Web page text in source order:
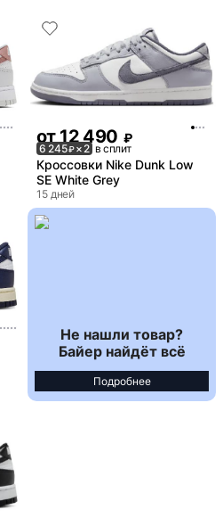
от 12 490 ₽
6 245₽× 2 в сплит
Кроссовки Nike Dunk Low
SE White Grey
15 дней
Не нашли товар?
Байер найдёт всё
Подробнее